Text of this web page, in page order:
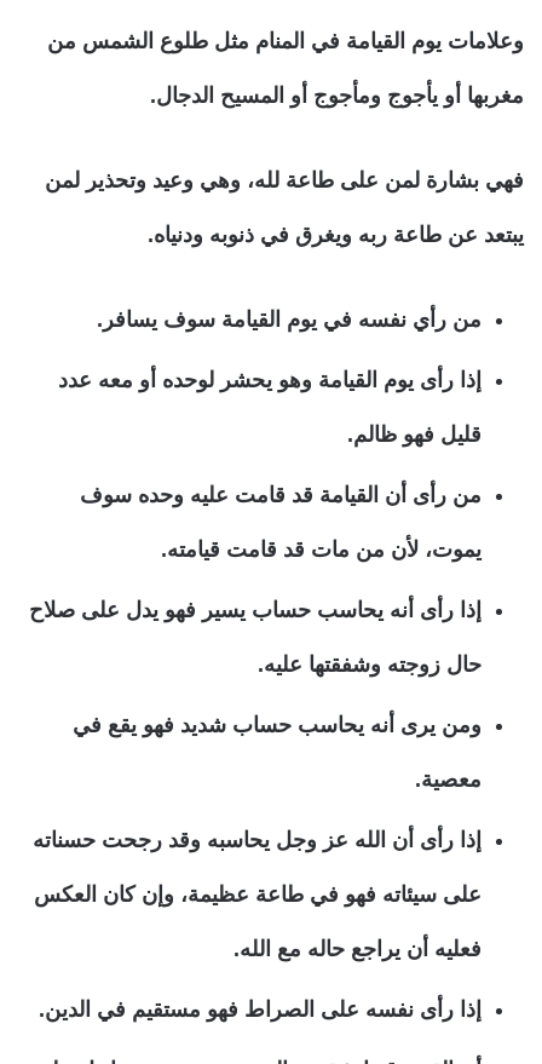
وعلامات يوم القيامة في المنام مثل طلوع الشمس من
مغربها أو يأجوج ومأجوج أو المسيح الدجال.
فهي بشارة لمن على طاعة لله، وهي وعيد وتحذير لمن
يبتعد عن طاعة ربه ويغرق في ذنوبه ودنياه.
من رأي نفسه في يوم القيامة سوف يسافر.
إذا رأى يوم القيامة وهو يحشر لوحده أو معه عدد
قليل فهو ظالم.
من رأى أن القيامة قد قامت عليه وحده سوف
يموت، لأن من مات قد قامت قيامته.
إذا رأى أنه يحاسب حساب يسير فهو يدل على صلاح
حال زوجته وشفقتها عليه.
ومن يرى أنه يحاسب حساب شديد فهو يقع في
معصية.
إذا رأى أن الله عز وجل يحاسبه وقد رجحت حسناته
على سيئاته فهو في طاعة عظيمة، وإن كان العكس
فعليه أن يراجع حاله مع الله.
إذا رأى نفسه على الصراط فهو مستقيم في الدين.